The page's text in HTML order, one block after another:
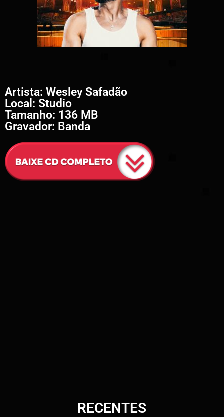
Artista: Wesley Safadão
Local: Studio
Tamanho: 136 MB
Gravador: Banda
RECENTES